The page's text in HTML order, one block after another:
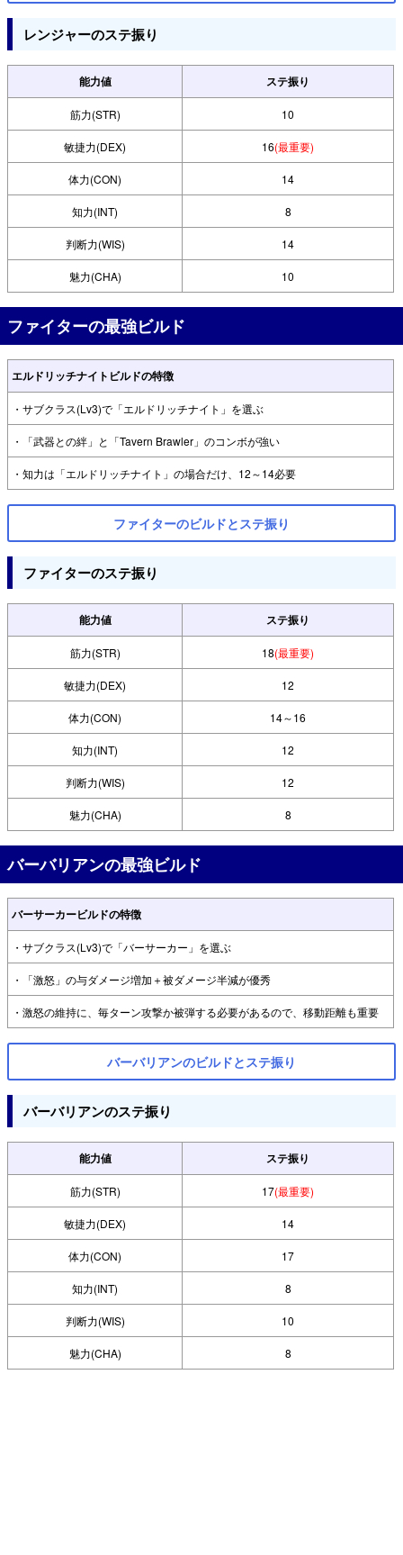
レンジャーのステ振り
能力値 ステ振り
筋力(STR) 10
敏捷力(DEX) 16(最重要)
体力(CON) 14
知力(INT) 8
判断力(WIS) 14
魅力(CHA) 10
ファイターの最強ビルド
エルドリッチナイトビルドの特徴
・サブクラス(Lv3)で「エルドリッチナイト」を選ぶ
・「武器との絆」と「Tavern Brawler」のコンボが強い
・知力は「エルドリッチナイト」の場合だけ、12～14必要
ファイターのビルドとステ振り
ファイターのステ振り
能力値 ステ振り
筋力(STR) 18(最重要)
敏捷力(DEX) 12
体力(CON) 14～16
知力(INT) 12
判断力(WIS) 12
魅力(CHA) 8
バーバリアンの最強ビルド
バーサーカービルドの特徴
・サブクラス(Lv3)で「バーサーカー」を選ぶ
・「激怒」の与ダメージ増加＋被ダメージ半減が優秀
・激怒の維持に、毎ターン攻撃か被弾する必要があるので、移動距離も重要
バーバリアンのビルドとステ振り
バーバリアンのステ振り
能力値 ステ振り
筋力(STR) 17(最重要)
敏捷力(DEX) 14
体力(CON) 17
知力(INT) 8
判断力(WIS) 10
魅力(CHA) 8